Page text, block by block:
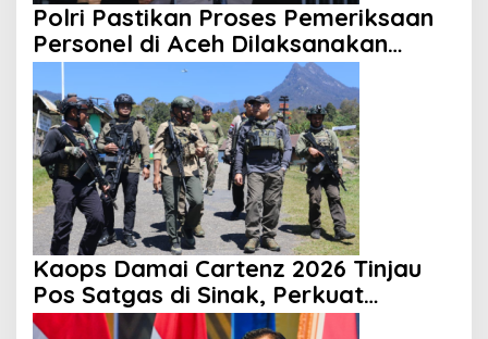
Polri Pastikan Proses Pemeriksaan
Personel di Aceh Dilaksanakan
Secara Profesional dan Transparan
Kaops Damai Cartenz 2026 Tinjau
Pos Satgas di Sinak, Perkuat
Pendekatan Humanis kepada